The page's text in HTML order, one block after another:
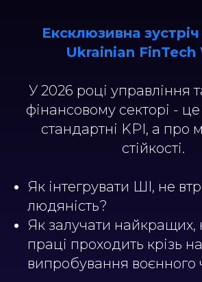
Ексклюзивна
Ukrainian FinTech
У 2026 році управління
фінансовому секторі -
стандартні KPI, а про
стійкості.
Як інтегрувати ШІ, не
людяність?
Як залучати найкращих,
праці проходить крізь
випробування воєнного